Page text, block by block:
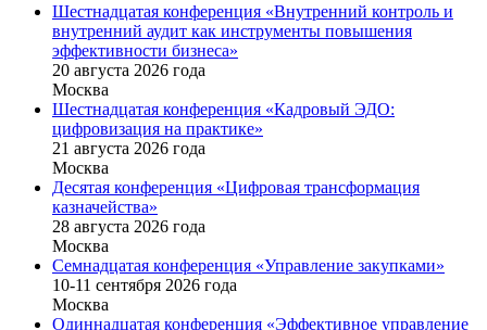
Шестнадцатая конференция «Внутренний контроль и
внутренний аудит как инструменты повышения
эффективности бизнеса»
20 августа 2026 года
Москва
Шестнадцатая конференция «Кадровый ЭДО:
цифровизация на практике»
21 августа 2026 года
Москва
Десятая конференция «Цифровая трансформация
казначейства»
28 августа 2026 года
Москва
Семнадцатая конференция «Управление закупками»
10-11 сентября 2026 года
Москва
Одиннадцатая конференция «Эффективное управление